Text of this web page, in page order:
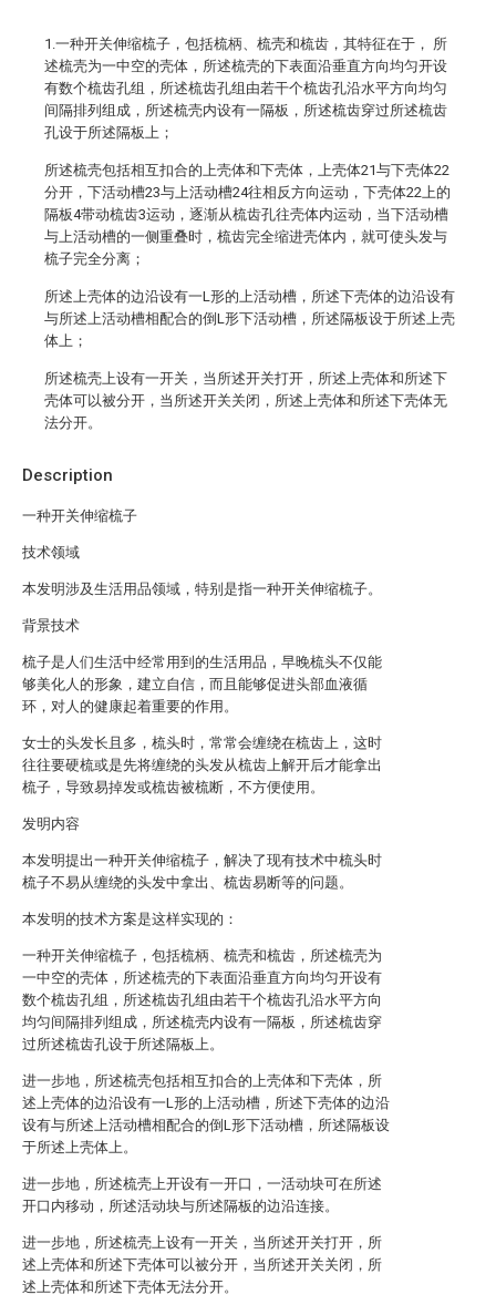
Description
一种开关伸缩梳子
技术领域
本发明涉及生活用品领域，特别是指一种开关伸缩梳子。
背景技术
梳子是人们生活中经常用到的生活用品，早晚梳头不仅能
够美化人的形象，建立自信，而且能够促进头部血液循
环，对人的健康起着重要的作用。
女士的头发长且多，梳头时，常常会缠绕在梳齿上，这时
往往要硬梳或是先将缠绕的头发从梳齿上解开后才能拿出
梳子，导致易掉发或梳齿被梳断，不方便使用。
发明内容
本发明提出一种开关伸缩梳子，解决了现有技术中梳头时
梳子不易从缠绕的头发中拿出、梳齿易断等的问题。
本发明的技术方案是这样实现的：
一种开关伸缩梳子，包括梳柄、梳壳和梳齿，所述梳壳为
一中空的壳体，所述梳壳的下表面沿垂直方向均匀开设有
数个梳齿孔组，所述梳齿孔组由若干个梳齿孔沿水平方向
均匀间隔排列组成，所述梳壳内设有一隔板，所述梳齿穿
过所述梳齿孔设于所述隔板上。
进一步地，所述梳壳包括相互扣合的上壳体和下壳体，所
述上壳体的边沿设有一L形的上活动槽，所述下壳体的边沿
设有与所述上活动槽相配合的倒L形下活动槽，所述隔板设
于所述上壳体上。
进一步地，所述梳壳上开设有一开口，一活动块可在所述
开口内移动，所述活动块与所述隔板的边沿连接。
进一步地，所述梳壳上设有一开关，当所述开关打开，所
述上壳体和所述下壳体可以被分开，当所述开关关闭，所
述上壳体和所述下壳体无法分开。
1.一种开关伸缩梳子，包括梳柄、梳壳和梳齿，其特征在于， 所
述梳壳为一中空的壳体，所述梳壳的下表面沿垂直方向均匀开设
有数个梳齿孔组，所述梳齿孔组由若干个梳齿孔沿水平方向均匀
间隔排列组成，所述梳壳内设有一隔板，所述梳齿穿过所述梳齿
孔设于所述隔板上；
所述梳壳包括相互扣合的上壳体和下壳体，上壳体21与下壳体22
分开，下活动槽23与上活动槽24往相反方向运动，下壳体22上的
隔板4带动梳齿3运动，逐渐从梳齿孔往壳体内运动，当下活动槽
与上活动槽的一侧重叠时，梳齿完全缩进壳体内，就可使头发与
梳子完全分离；
所述上壳体的边沿设有一L形的上活动槽，所述下壳体的边沿设有
与所述上活动槽相配合的倒L形下活动槽，所述隔板设于所述上壳
体上；
所述梳壳上设有一开关，当所述开关打开，所述上壳体和所述下
壳体可以被分开，当所述开关关闭，所述上壳体和所述下壳体无
法分开。